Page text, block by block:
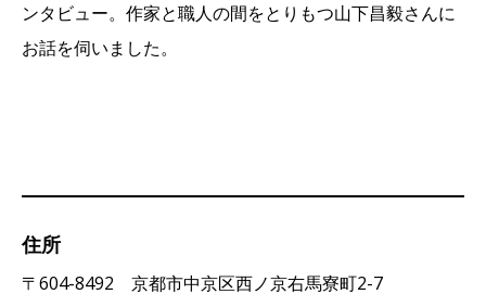
ンタビュー。作家と職人の間をとりもつ山下昌毅さんに
お話を伺いました。
住所
〒604-8492 京都市中京区西ノ京右馬寮町2-7